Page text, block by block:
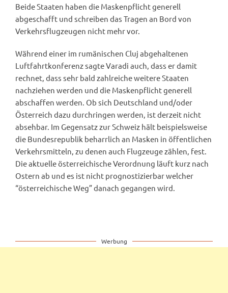
Beide Staaten haben die Maskenpflicht generell
abgeschafft und schreiben das Tragen an Bord von
Verkehrsflugzeugen nicht mehr vor.
Während einer im rumänischen Cluj abgehaltenen
Luftfahrtkonferenz sagte Varadi auch, dass er damit
rechnet, dass sehr bald zahlreiche weitere Staaten
nachziehen werden und die Maskenpflicht generell
abschaffen werden. Ob sich Deutschland und/oder
Österreich dazu durchringen werden, ist derzeit nicht
absehbar. Im Gegensatz zur Schweiz hält beispielsweise
die Bundesrepublik beharrlich an Masken in öffentlichen
Verkehrsmitteln, zu denen auch Flugzeuge zählen, fest.
Die aktuelle österreichische Verordnung läuft kurz nach
Ostern ab und es ist nicht prognostizierbar welcher
“österreichische Weg” danach gegangen wird.
Werbung